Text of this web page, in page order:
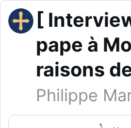
[
pape à
raisons
Philippe